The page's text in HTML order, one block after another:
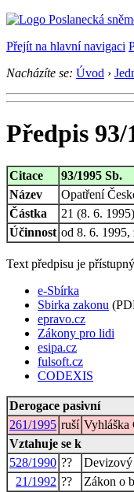
Přejít na hlavní navigaci
Nacházíte se: Úvod ›
Předpis 93/
Citace
93/1995 Sb.
Název
Opatření
Částka
21 (8. 6. 1995)
Účinnost od 8. 6. 1995,
Text předpisu je
e-Sbírka
Sbirka zakonu
epravo.cz
Zákony pro lidi
esipa.cz
fulsoft.cz
CODEXIS
Derogace pasivní
261/1995 ruší Vyhláška
Vztahuje se k
528/1990 ??
Devizový
21/1992 ??
Zákon o